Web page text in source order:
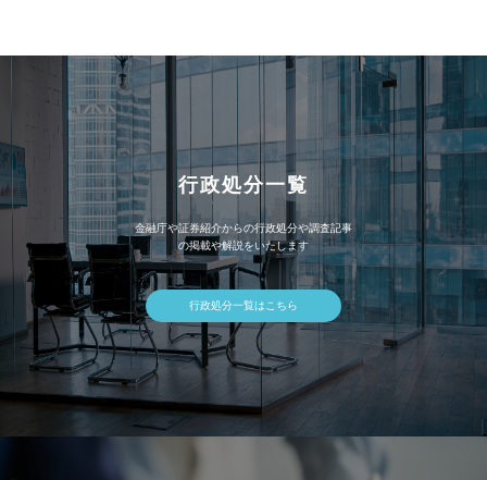
行政処分一覧
金融庁や証券紹介からの行政処分や調査記事
の掲載や解説をいたします
行政処分一覧はこちら